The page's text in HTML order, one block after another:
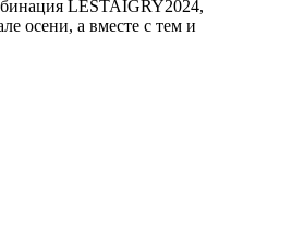
LESTAIGRY2024,
осени, а вместе с тем и